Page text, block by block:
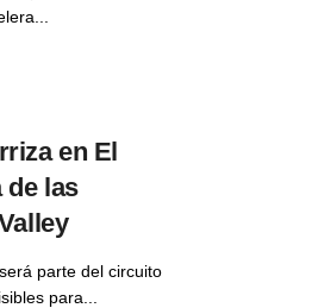
en El
de las
parte del circuito
para...